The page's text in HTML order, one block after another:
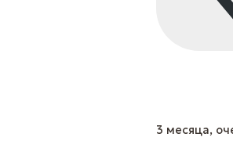
3 месяца,